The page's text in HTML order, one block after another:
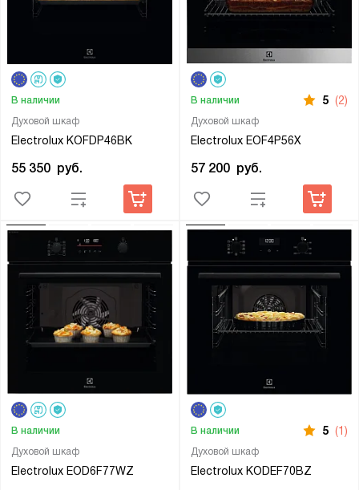
Духовой шкаф
Electrolux KOFDP46BK
В наличии
55 350 руб.
Духовой шкаф
Electrolux EOF4P56X
В наличии 5 (2)
57 200 руб.
Духовой шкаф
Electrolux EOD6F77WZ
В наличии
Духовой шкаф
Electrolux KODEF70BZ
В наличии 5 (1)